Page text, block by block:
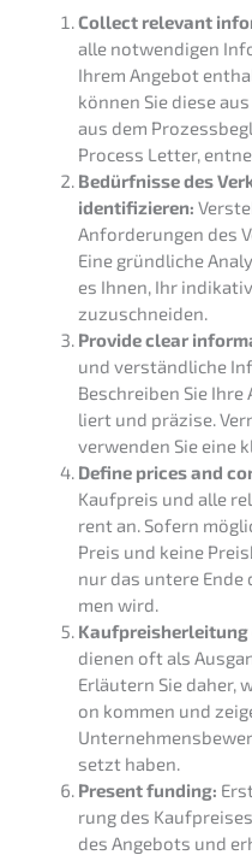
Collect relevant
alle notwen­di­gen
Ihrem Angebot
können Sie diese
aus dem
Process Letter,
Bedürf­nis­se des
identi­fi­zie­ren:
Anfor­de­run­gen des
Eine gründ­li­che
es Ihnen, Ihr
zuzuschneiden.
Provi­de clear
und verständ­li­che
Beschrei­ben Sie
liert und präzi­se.
verwen­den Sie eine
Define prices and
Kaufpreis und alle
rent an. Sofern
Preis und keine
nur das untere
men wird.
dienen oft als
Erläu­tern Sie daher,
on kommen und
setzt haben.
Present funding:
rung des
des Angebots und